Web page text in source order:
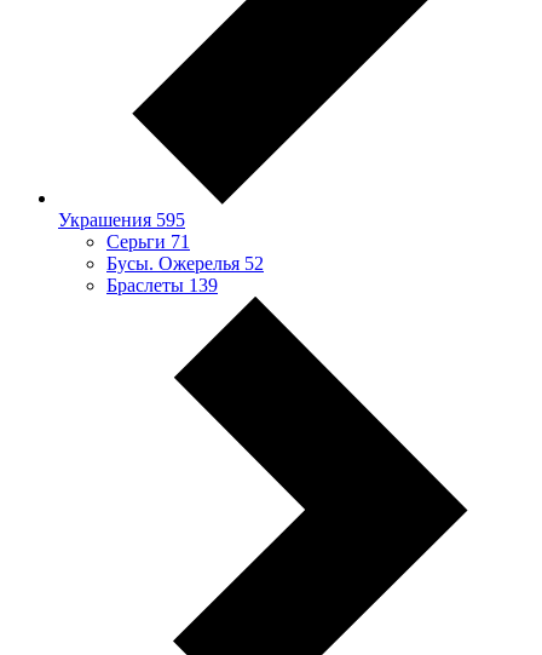
Украшения 595
Серьги 71
Бусы. Ожерелья 52
Браслеты 139